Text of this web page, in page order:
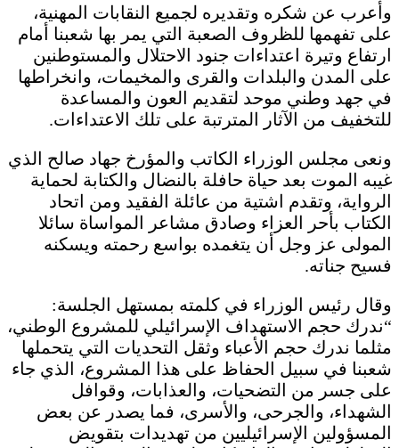
وأعرب عن شكره وتقديره لجميع النقابات المهنية،
على تفهمها للظروف الصعبة التي يمر بها شعبنا أمام
ارتفاع وتيرة اعتداءات جنود الاحتلال والمستوطنين
على المدن والبلدات والقرى والمخيمات، وانخراطها
في جهد وطني موحد لتقديم العون والمساعدة
للتخفيف من الآثار المترتبة على تلك الاعتداءات.
ونعى مجلس الوزراء الكاتب والمؤرخ جهاد صالح الذي
غيبه الموت بعد حياة حافلة بالنضال والكتابة لحماية
الرواية، وتقدم اشتية من عائلة الفقيد ومن اتحاد
الكتاب بأحر العزاء وصادق مشاعر المواساة سائلا
المولى عز وجل أن يتغمده بواسع رحمته ويسكنه
فسيح جناته.
وقال رئيس الوزراء في كلمته بمستهل الجلسة:
“ندرك حجم الاستهداف الإسرائيلي للمشروع الوطني،
مثلما ندرك حجم الأعباء وثقل التحديات التي يتحملها
شعبنا في سبيل الحفاظ على هذا المشروع، الذي جاء
على جسر من التضحيات، والعذابات، وقوافل
الشهداء، والجرحى، والأسرى، فما يصدر عن بعض
المسؤولين الإسرائيليين من تهديدات بتقويض